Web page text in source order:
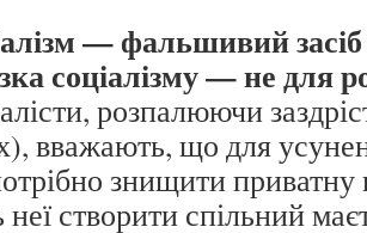
— фальшивий
соціалізму — не для
розпалюючи
вважають, що для
знищити приватну
неї створити спільний